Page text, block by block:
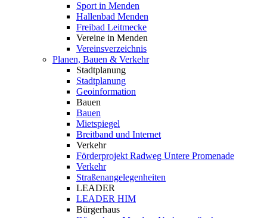
Sport in Menden
Hallenbad Menden
Freibad Leitmecke
Vereine in Menden
Vereinsverzeichnis
Planen, Bauen & Verkehr
Stadtplanung
Stadtplanung
Geoinformation
Bauen
Bauen
Mietspiegel
Breitband und Internet
Verkehr
Förderprojekt Radweg Untere Promenade
Verkehr
Straßenangelegenheiten
LEADER
LEADER HIM
Bürgerhaus